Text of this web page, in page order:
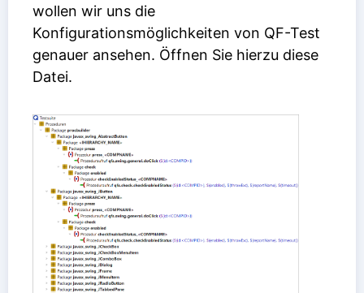
wollen wir uns die
Konfigurationsmöglichkeiten von QF-Test
genauer ansehen. Öffnen Sie hierzu diese
Datei.